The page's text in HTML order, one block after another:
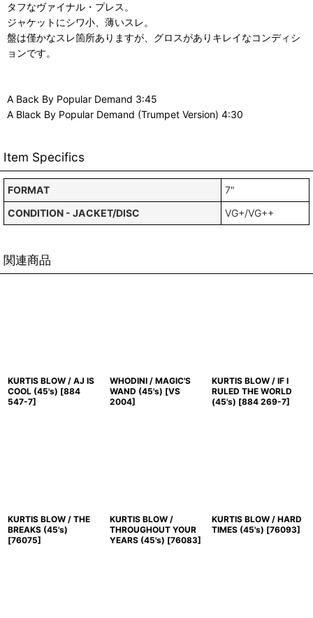
タフなヴァイナル・プレス。
ジャケットにシワ小、薄いスレ。
盤は僅かなスレ箇所ありますが、グロスがありキレイなコンディシ
ョンです。
A Back By Popular Demand 3:45
A Black By Popular Demand (Trumpet Version) 4:30
Item Specifics
FORMAT
7"
CONDITION - JACKET/DISC
VG+/VG++
関連商品
KURTIS BLOW / AJ IS
COOL (45's) [884
547-7]
WHODINI / MAGIC'S
WAND (45's) [VS
2004]
KURTIS BLOW / IF I
RULED THE WORLD
(45's) [884 269-7]
KURTIS BLOW / THE
BREAKS (45's)
[76075]
KURTIS BLOW /
THROUGHOUT YOUR
YEARS (45's) [76083]
KURTIS BLOW / HARD
TIMES (45's) [76093]